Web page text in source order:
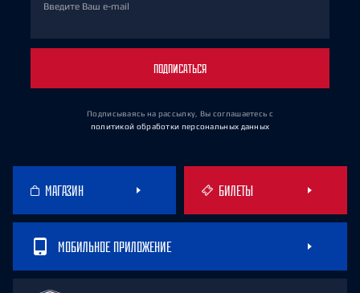
Введите Ваш e-mail
ПОДПИСАТЬСЯ
Подписываясь на рассылку, Вы соглашаетесь с
политикой обработки персональных данных
МАГАЗИН БИЛЕТЫ
МОБИЛЬНОЕ ПРИЛОЖЕНИЕ